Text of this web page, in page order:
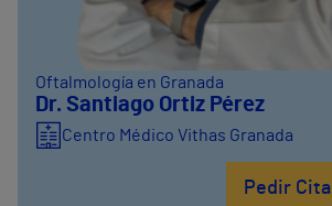
Oftalmología en Granada
Dr. Santiago Ortiz Pérez
Centro Médico Vithas Granada
Pedir Cita